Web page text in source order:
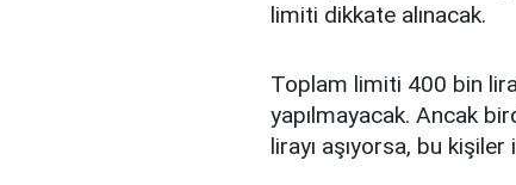
limiti dikkate alınacak.
Toplam limiti 400 bin
yapılmayacak. Ancak
lirayı aşıyorsa, bu kişiler